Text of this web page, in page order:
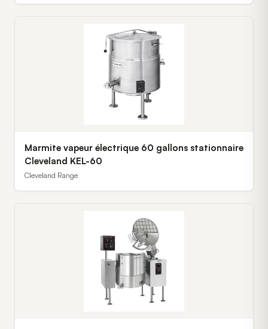
Marmite vapeur électrique 60 gallons stationnaire
Cleveland KEL-60
Cleveland Range